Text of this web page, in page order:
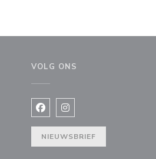
VOLG ONS
Facebook ((opent in een
Instagram ((opent in
NIEUWSBRIEF